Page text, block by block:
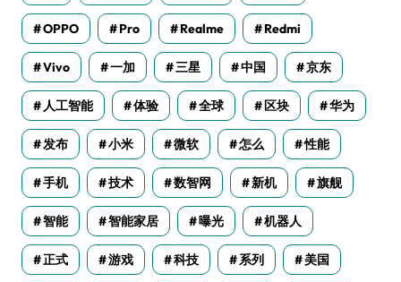
OPPO Pro Realme Redmi
Vivo 一加 三星 中国 京东
人工智能 体验 全球 区块 华为
发布 小米 微软 怎么 性能
手机 技术 数智网 新机 旗舰
智能 智能家居 曝光 机器人
正式 游戏 科技 系列 美国